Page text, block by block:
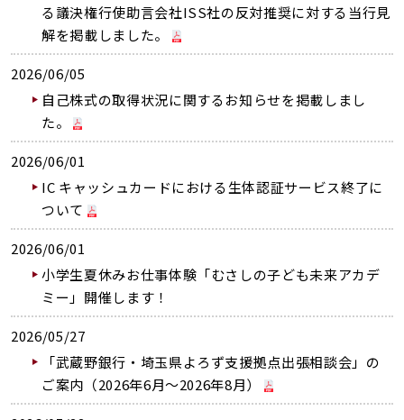
る議決権行使助言会社ISS社の反対推奨に対する当行見
解を掲載しました。
2026/06/05
自己株式の取得状況に関するお知らせを掲載しまし
た。
2026/06/01
IC キャッシュカードにおける生体認証サービス終了に
ついて
2026/06/01
小学生夏休みお仕事体験「むさしの子ども未来アカデ
ミー」開催します！
2026/05/27
「武蔵野銀行・埼玉県よろず支援拠点出張相談会」の
ご案内（2026年6月～2026年8月）